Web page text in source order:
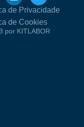
de Privacidade
de Cookies
por KITLABOR